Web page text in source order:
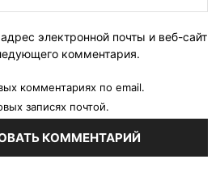
электронной почты и веб-сайт
комментария.
комментариях по email.
записях почтой.